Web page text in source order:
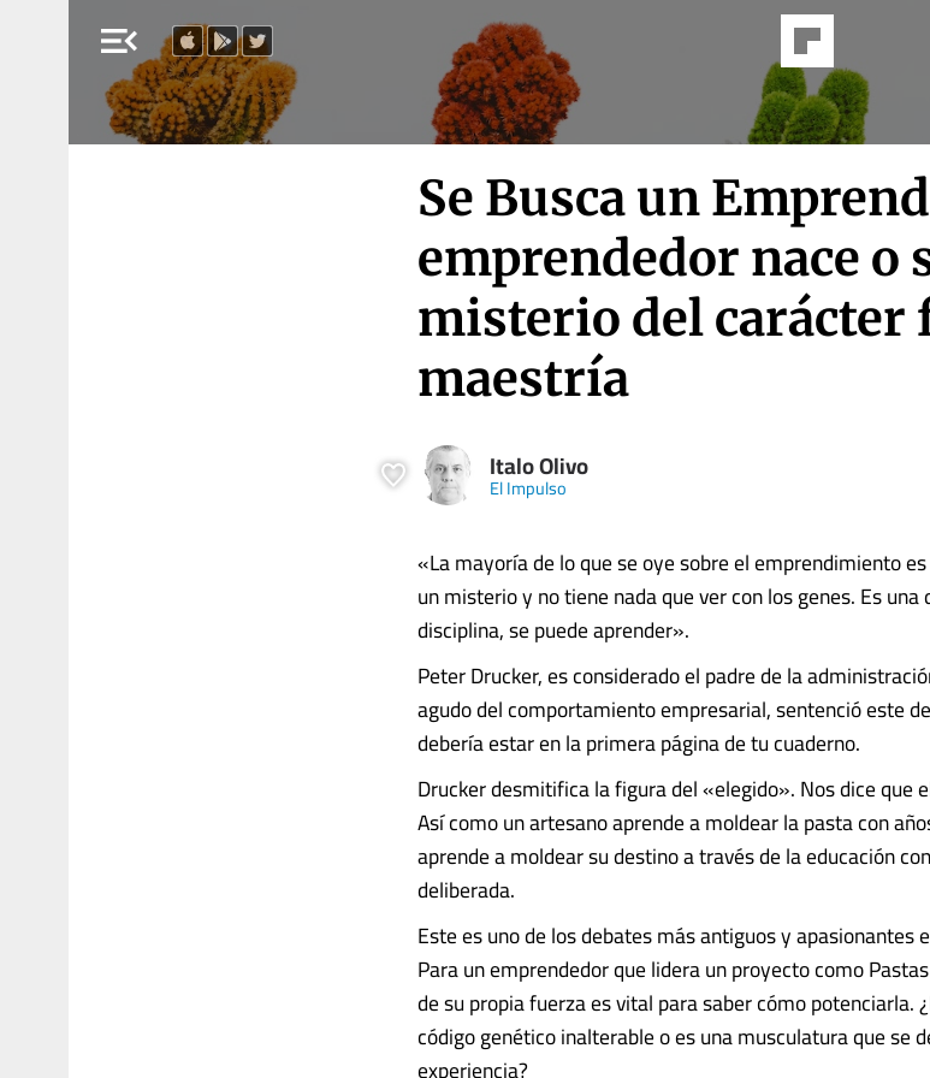
menu_open
Se Busca un
emprendedor nace o
misterio del carácter
maestría
Italo Olivo
El Impulso
«La mayoría de lo que se oye sobre el emprendimiento
un misterio y no tiene nada que ver con los genes. Es
disciplina, se puede aprender».
Peter Drucker, es considerado el padre de la
agudo del comportamiento empresarial, sentenció este
debería estar en la primera página de tu cuaderno.
Drucker desmitifica la figura del «elegido». Nos dice que
Así como un artesano aprende a moldear la pasta con
aprende a moldear su destino a través de la educación
deliberada.
Este es uno de los debates más antiguos y apasionantes
Para un emprendedor que lidera un proyecto como
de su propia fuerza es vital para saber cómo potenciarla.
código genético inalterable o es una musculatura que se